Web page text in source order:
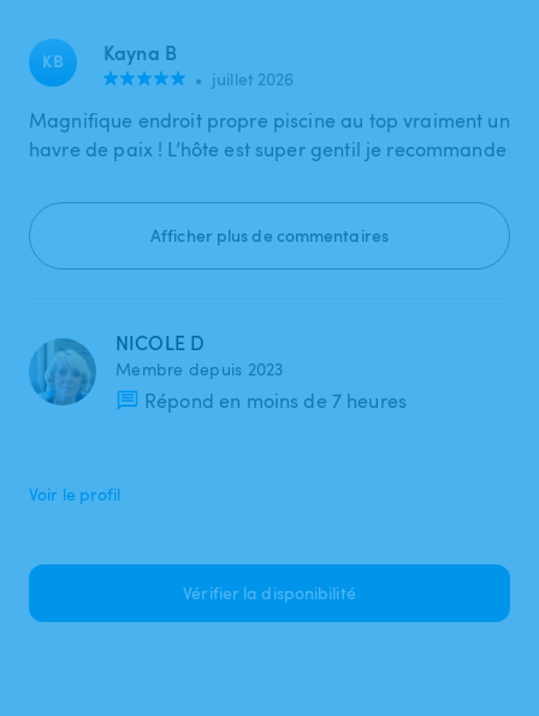
KB Kayna B
• juillet 2026
Magnifique endroit propre piscine au top vraiment un
havre de paix ! L’hôte est super gentil je recommande
Afficher plus de commentaires
NICOLE D
Membre depuis 2023
Répond en moins de 7 heures
Voir le profil
Vérifier la disponibilité